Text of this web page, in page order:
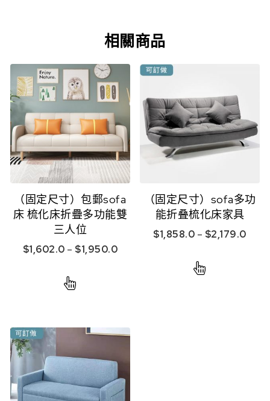
相關商品
（固定尺寸）包郵sofa
床 梳化床折疊多功能雙
三人位
$1,602.0 – $1,950.0
（固定尺寸）sofa多功
能折叠梳化床家具
$1,858.0 – $2,179.0